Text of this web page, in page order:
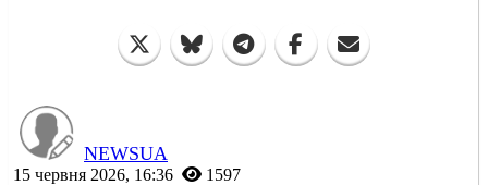
NEWSUA
15 червня 2026, 16:36 1597